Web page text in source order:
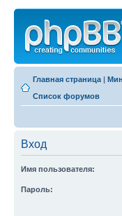
Главная страница |
Список форумов
Вход
Имя пользователя:
Пароль: